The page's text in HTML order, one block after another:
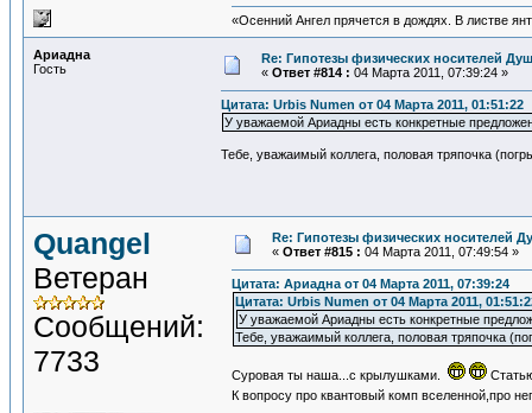
«Осенний Ангел прячется в дождях. В листве
Ариадна
Гость
Re: Гипотезы физических носителей
« Ответ #814 : 04 Марта 2011, 07:39:24 »
Цитата: Urbis Numen от 04 Марта 2011, 01:51:22
У уважаемой Ариадны есть конкретные
Тебе, уважаимый коллега, половая тряпочка
Quangel
Ветеран
Сообщений:
7733
Re: Гипотезы физических носителей
« Ответ #815 : 04 Марта 2011, 07:49:54 »
Цитата: Ариадна от 04 Марта 2011, 07:39:24
Цитата: Urbis Numen от 04 Марта 2011,
У уважаемой Ариадны есть конкретные
Тебе, уважаимый коллега, половая тряпочка
Суровая ты наша...с крылушками.
К вопросу про квантовый комп вселенной,про